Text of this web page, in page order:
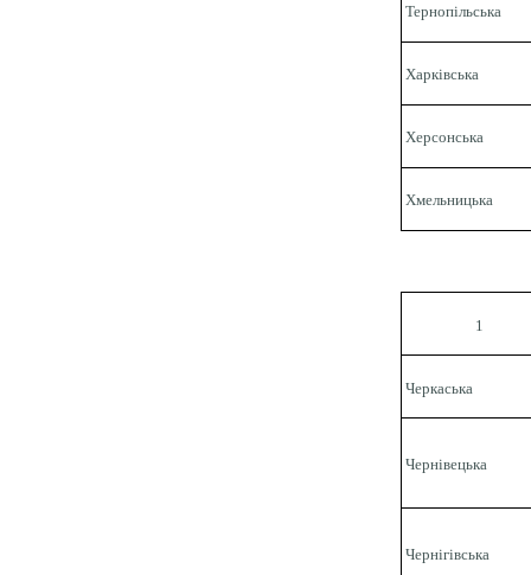
Тернопільська
Харківська
Херсонська
Хмельницька
1
Черкаська
Чернівецька
Чернігівська